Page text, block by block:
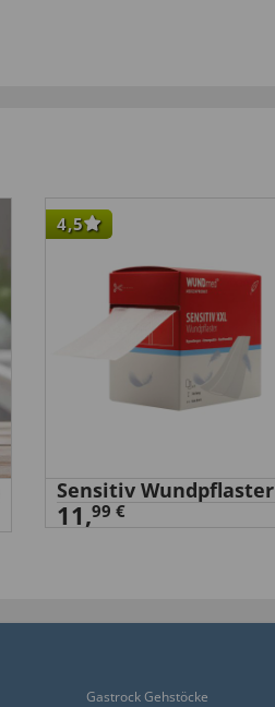
4,5
Sensitiv Wundpflaster
11,99 €
Gastrock Gehstöcke